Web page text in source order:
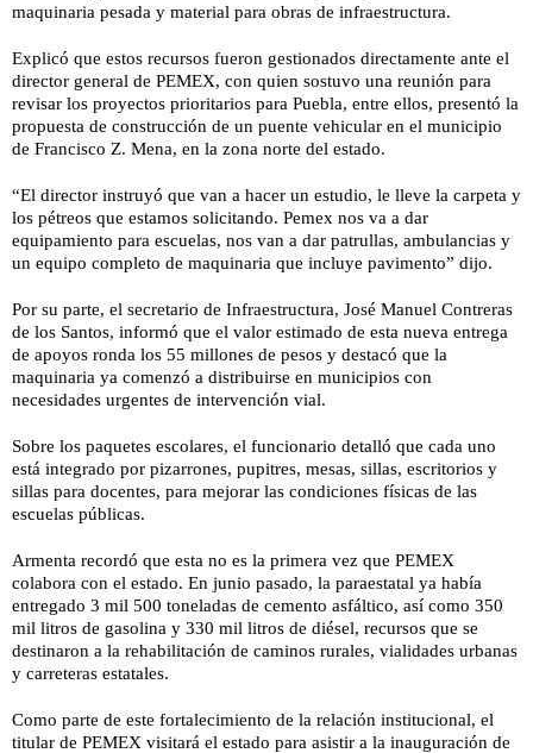
maquinaria pesada y material para obras de infraestructura.
Explicó que estos recursos fueron gestionados directamente ante el
director general de PEMEX, con quien sostuvo una reunión para
revisar los proyectos prioritarios para Puebla, entre ellos, presentó la
propuesta de construcción de un puente vehicular en el municipio
de Francisco Z. Mena, en la zona norte del estado.
“El director instruyó que van a hacer un estudio, le lleve la carpeta y
los pétreos que estamos solicitando. Pemex nos va a dar
equipamiento para escuelas, nos van a dar patrullas, ambulancias y
un equipo completo de maquinaria que incluye pavimento” dijo.
Por su parte, el secretario de Infraestructura, José Manuel Contreras
de los Santos, informó que el valor estimado de esta nueva entrega
de apoyos ronda los 55 millones de pesos y destacó que la
maquinaria ya comenzó a distribuirse en municipios con
necesidades urgentes de intervención vial.
Sobre los paquetes escolares, el funcionario detalló que cada uno
está integrado por pizarrones, pupitres, mesas, sillas, escritorios y
sillas para docentes, para mejorar las condiciones físicas de las
escuelas públicas.
Armenta recordó que esta no es la primera vez que PEMEX
colabora con el estado. En junio pasado, la paraestatal ya había
entregado 3 mil 500 toneladas de cemento asfáltico, así como 350
mil litros de gasolina y 330 mil litros de diésel, recursos que se
destinaron a la rehabilitación de caminos rurales, vialidades urbanas
y carreteras estatales.
Como parte de este fortalecimiento de la relación institucional, el
titular de PEMEX visitará el estado para asistir a la inauguración de